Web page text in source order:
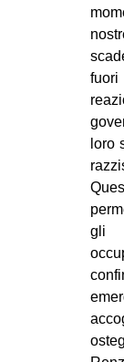
loro
gli